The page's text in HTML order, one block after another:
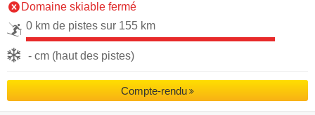
Domaine skiable fermé
0 km de pistes sur 155 km
- cm (haut des pistes)
Compte-rendu